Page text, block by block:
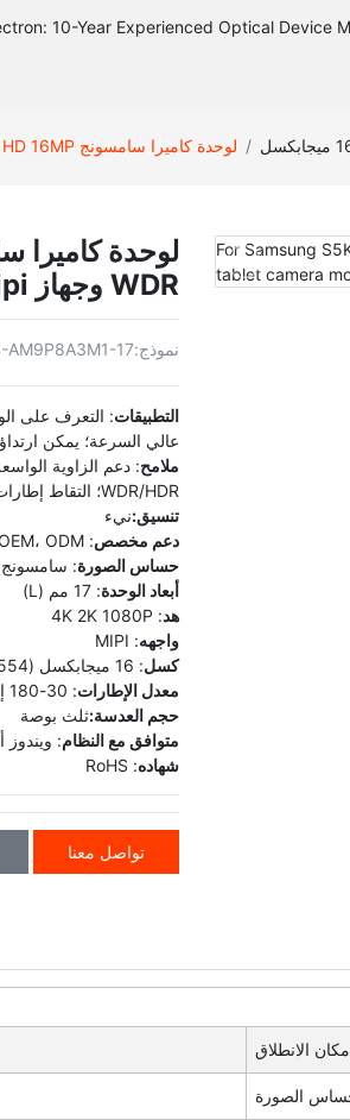
لوحدة كاميرا سامسونج S5K3P9 HD 16MP ذات تركيز تلقائي WDR وجهاز mipi للهاتف الذكي
WDR وجهاز mipi للهاتف الذكي
نموذج:AM9P8A3M1-17
التطبيقات: التعرف على
عالي السرعة؛ يمكن
ملامح: دعم الزاوية
WDR/HDR؛ التقاط إطارات عالية السرعة
تنسيق:نيء
دعم مخصص: OEM، ODM
حساس الصورة: سامسونج S5K3P9
أبعاد الوحدة: 17 مم (L)
هد: 4K 2K 1080P
واجهه: MIPI
كسل: 16 ميجابكسل (4608x3554)
معدل الإطارات: 30-180 إطار في الثانية
حجم العدسة:ثلث بوصة
متوافق مع النظام: ويندوز
شهاده: RoHS
تواصل معنا
مكان الانطلاق
الصورة